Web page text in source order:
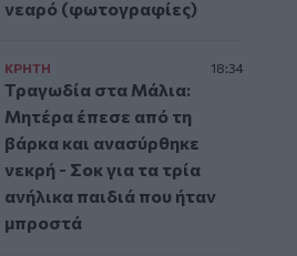
νεαρό (φωτογραφίες)
ΚΡΗΤΗ 18:34
Τραγωδία στα Μάλια:
Μητέρα έπεσε από τη
βάρκα και ανασύρθηκε
νεκρή - Σοκ για τα τρία
ανήλικα παιδιά που ήταν
μπροστά